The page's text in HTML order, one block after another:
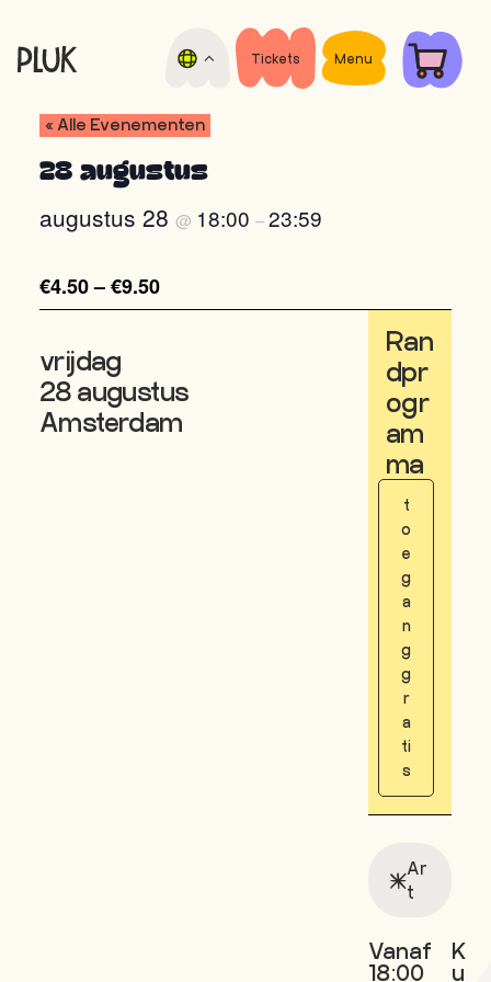
de
de
Nacht
film
festival
Tickets Menu
« Alle Evenementen
28 augustus
augustus 28 @ 18:00 –23:59
€4.50 – €9.50
vrijdag
28 augustus
Amsterdam
Ran
dpr
ogr
am
ma
t
o
e
g
a
n
g
g
r
a
ti
s
Ar
t
Vanaf
18:00
K
u